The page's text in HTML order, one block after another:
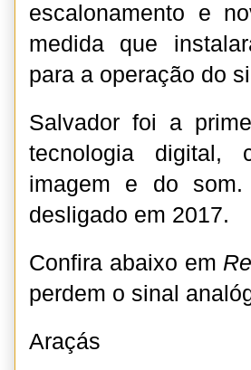
escalonamento e
medida que
para a operação do
Salvador foi a
tecnologia digital,
imagem e do
desligado em 2017.
Confira abaixo em
perdem o sinal
Araçás